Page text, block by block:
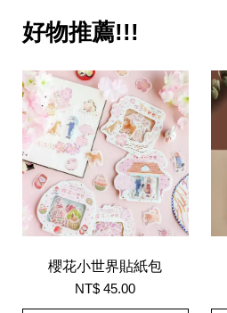
好物推薦!!!
櫻花小世界貼紙包
NT$ 45.00